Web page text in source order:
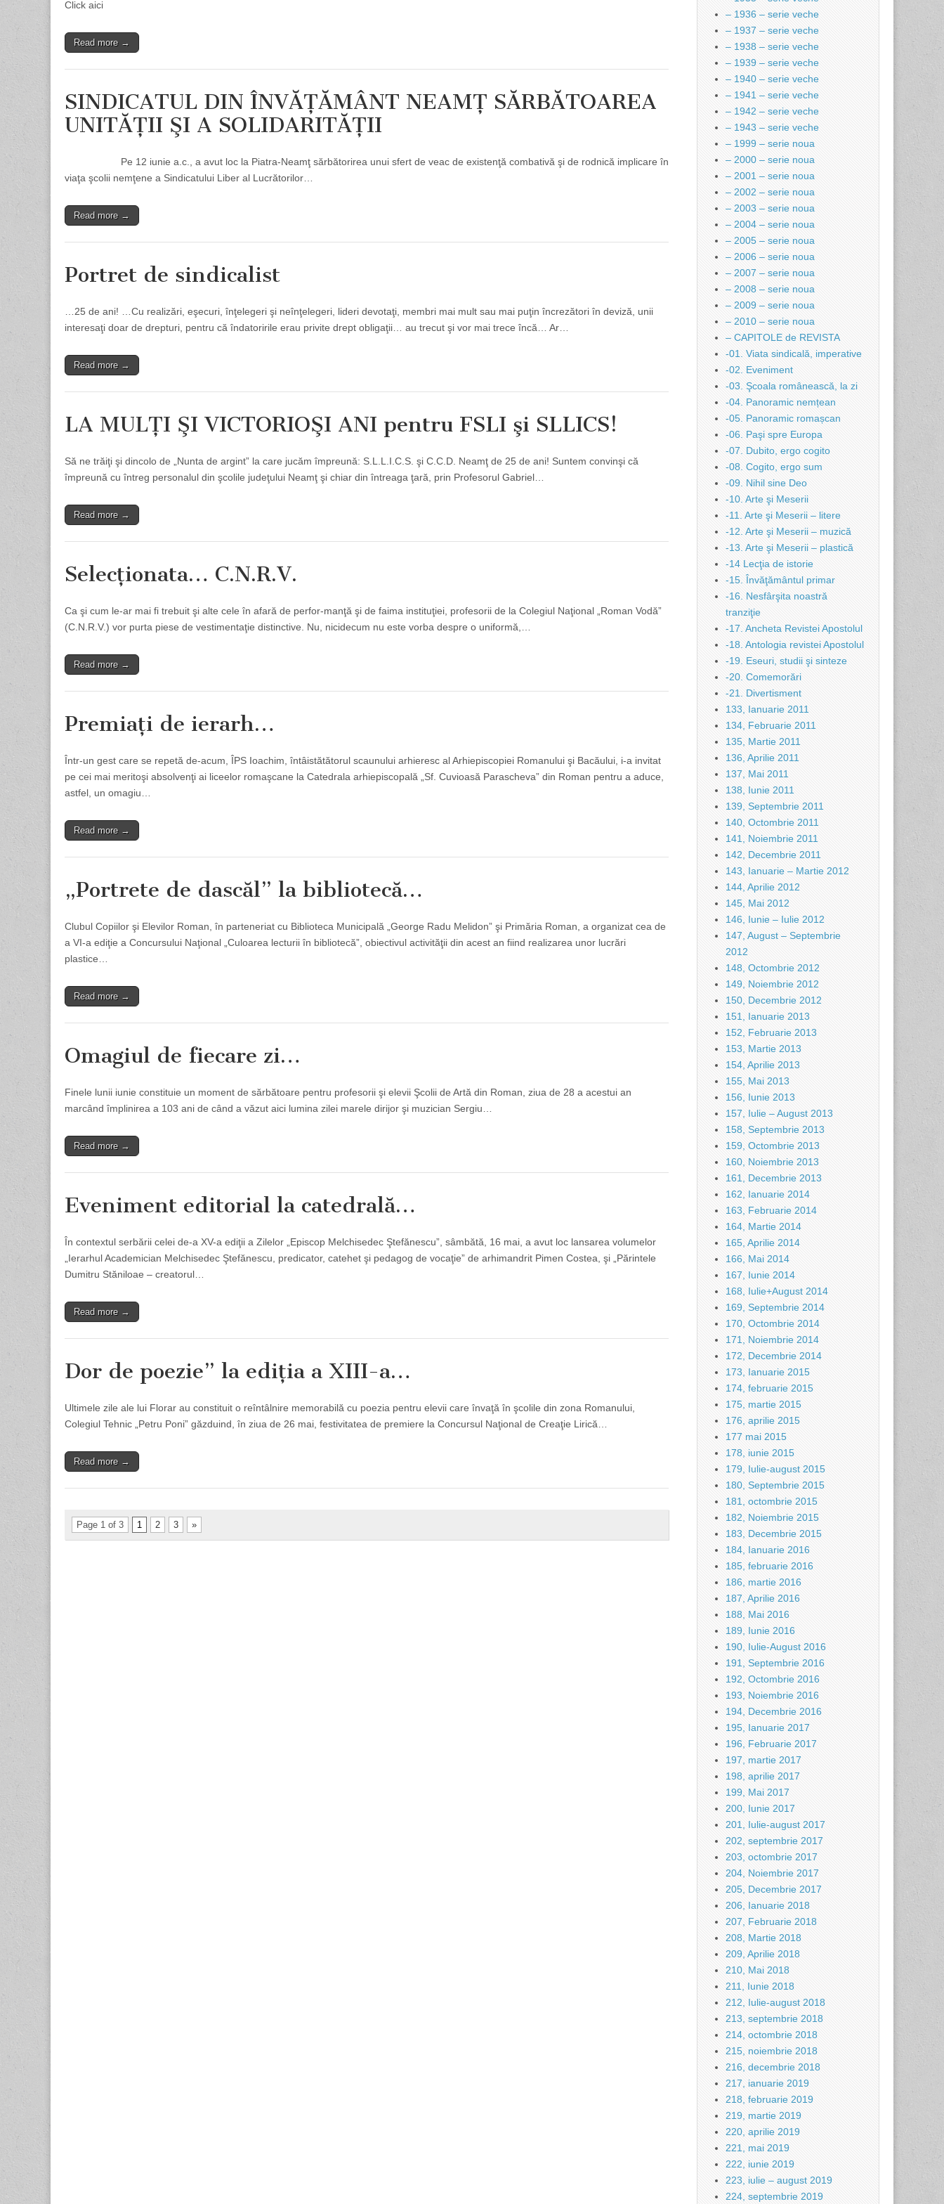
Click aici
Read more →
SINDICATUL DIN ÎNVĂŢĂMÂNT NEAMŢ SĂRBĂTOAREA
UNITĂŢII ŞI A SOLIDARITĂŢII
Pe 12 iunie a.c., a avut loc la Piatra-Neamţ sărbătorirea unui sfert de veac de existenţă combativă şi de rodnică implicare în
viaţa şcolii nemţene a Sindicatului Liber al Lucrătorilor…
Read more →
Portret de sindicalist
…25 de ani! …Cu realizări, eşecuri, înţelegeri şi neînţelegeri, lideri devotaţi, membri mai mult sau mai puţin încrezători în deviză, unii
interesaţi doar de drepturi, pentru că îndatoririle erau privite drept obligaţii… au trecut şi vor mai trece încă… Ar…
Read more →
LA MULŢI ŞI VICTORIOŞI ANI pentru FSLI şi SLLICS!
Să ne trăiţi şi dincolo de „Nunta de argint” la care jucăm împreună: S.L.L.I.C.S. şi C.C.D. Neamţ de 25 de ani! Suntem convinşi că
împreună cu întreg personalul din şcolile judeţului Neamţ şi chiar din întreaga ţară, prin Profesorul Gabriel…
Read more →
Selecţionata… C.N.R.V.
Ca şi cum le-ar mai fi trebuit şi alte cele în afară de perfor-manţă şi de faima instituţiei, profesorii de la Colegiul Naţional „Roman Vodă”
(C.N.R.V.) vor purta piese de vestimentaţie distinctive. Nu, nicidecum nu este vorba despre o uniformă,…
Read more →
Premiaţi de ierarh…
Într-un gest care se repetă de-acum, ÎPS Ioachim, întâistătătorul scaunului arhieresc al Arhiepiscopiei Romanului şi Bacăului, i-a invitat
pe cei mai meritoşi absolvenţi ai liceelor romaşcane la Catedrala arhiepiscopală „Sf. Cuvioasă Parascheva” din Roman pentru a aduce,
astfel, un omagiu…
Read more →
„Portrete de dascăl” la bibliotecă…
Clubul Copiilor şi Elevilor Roman, în parteneriat cu Biblioteca Municipală „George Radu Melidon” şi Primăria Roman, a organizat cea de
a VI-a ediţie a Concursului Naţional „Culoarea lecturii în bibliotecă”, obiectivul activităţii din acest an fiind realizarea unor lucrări
plastice…
Read more →
Omagiul de fiecare zi…
Finele lunii iunie constituie un moment de sărbătoare pentru profesorii şi elevii Şcolii de Artă din Roman, ziua de 28 a acestui an
marcând împlinirea a 103 ani de când a văzut aici lumina zilei marele dirijor şi muzician Sergiu…
Read more →
Eveniment editorial la catedrală…
În contextul serbării celei de-a XV-a ediţii a Zilelor „Episcop Melchisedec Ştefănescu”, sâmbătă, 16 mai, a avut loc lansarea volumelor
„Ierarhul Academician Melchisedec Ştefănescu, predicator, catehet şi pedagog de vocaţie” de arhimandrit Pimen Costea, şi „Părintele
Dumitru Stăniloae – creatorul…
Read more →
Dor de poezie” la ediţia a XIII-a…
Ultimele zile ale lui Florar au constituit o reîntâlnire memorabilă cu poezia pentru elevii care învaţă în şcolile din zona Romanului,
Colegiul Tehnic „Petru Poni” găzduind, în ziua de 26 mai, festivitatea de premiere la Concursul Naţional de Creaţie Lirică…
Read more →
Page 1 of 3 1 2 3 »
– 1936 – serie veche
– 1937 – serie veche
– 1938 – serie veche
– 1939 – serie veche
– 1940 – serie veche
– 1941 – serie veche
– 1942 – serie veche
– 1943 – serie veche
– 1999 – serie noua
– 2000 – serie noua
– 2001 – serie noua
– 2002 – serie noua
– 2003 – serie noua
– 2004 – serie noua
– 2005 – serie noua
– 2006 – serie noua
– 2007 – serie noua
– 2008 – serie noua
– 2009 – serie noua
– 2010 – serie noua
– CAPITOLE de REVISTA
-01. Viata sindicală, imperative
-02. Eveniment
-03. Şcoala românească, la zi
-04. Panoramic nemțean
-05. Panoramic romașcan
-06. Paşi spre Europa
-07. Dubito, ergo cogito
-08. Cogito, ergo sum
-09. Nihil sine Deo
-10. Arte şi Meserii
-11. Arte şi Meserii – litere
-12. Arte şi Meserii – muzică
-13. Arte şi Meserii – plastică
-14 Lecţia de istorie
-15. Învăţământul primar
-16. Nesfârşita noastră
tranziţie
-17. Ancheta Revistei Apostolul
-18. Antologia revistei Apostolul
-19. Eseuri, studii şi sinteze
-20. Comemorări
-21. Divertisment
133, Ianuarie 2011
134, Februarie 2011
135, Martie 2011
136, Aprilie 2011
137, Mai 2011
138, Iunie 2011
139, Septembrie 2011
140, Octombrie 2011
141, Noiembrie 2011
142, Decembrie 2011
143, Ianuarie – Martie 2012
144, Aprilie 2012
145, Mai 2012
146, Iunie – Iulie 2012
147, August – Septembrie
2012
148, Octombrie 2012
149, Noiembrie 2012
150, Decembrie 2012
151, Ianuarie 2013
152, Februarie 2013
153, Martie 2013
154, Aprilie 2013
155, Mai 2013
156, Iunie 2013
157, Iulie – August 2013
158, Septembrie 2013
159, Octombrie 2013
160, Noiembrie 2013
161, Decembrie 2013
162, Ianuarie 2014
163, Februarie 2014
164, Martie 2014
165, Aprilie 2014
166, Mai 2014
167, Iunie 2014
168, Iulie+August 2014
169, Septembrie 2014
170, Octombrie 2014
171, Noiembrie 2014
172, Decembrie 2014
173, Ianuarie 2015
174, februarie 2015
175, martie 2015
176, aprilie 2015
177 mai 2015
178, iunie 2015
179, Iulie-august 2015
180, Septembrie 2015
181, octombrie 2015
182, Noiembrie 2015
183, Decembrie 2015
184, Ianuarie 2016
185, februarie 2016
186, martie 2016
187, Aprilie 2016
188, Mai 2016
189, Iunie 2016
190, Iulie-August 2016
191, Septembrie 2016
192, Octombrie 2016
193, Noiembrie 2016
194, Decembrie 2016
195, Ianuarie 2017
196, Februarie 2017
197, martie 2017
198, aprilie 2017
199, Mai 2017
200, Iunie 2017
201, Iulie-august 2017
202, septembrie 2017
203, octombrie 2017
204, Noiembrie 2017
205, Decembrie 2017
206, Ianuarie 2018
207, Februarie 2018
208, Martie 2018
209, Aprilie 2018
210, Mai 2018
211, Iunie 2018
212, Iulie-august 2018
213, septembrie 2018
214, octombrie 2018
215, noiembrie 2018
216, decembrie 2018
217, ianuarie 2019
218, februarie 2019
219, martie 2019
220, aprilie 2019
221, mai 2019
222, iunie 2019
223, iulie – august 2019
224, septembrie 2019